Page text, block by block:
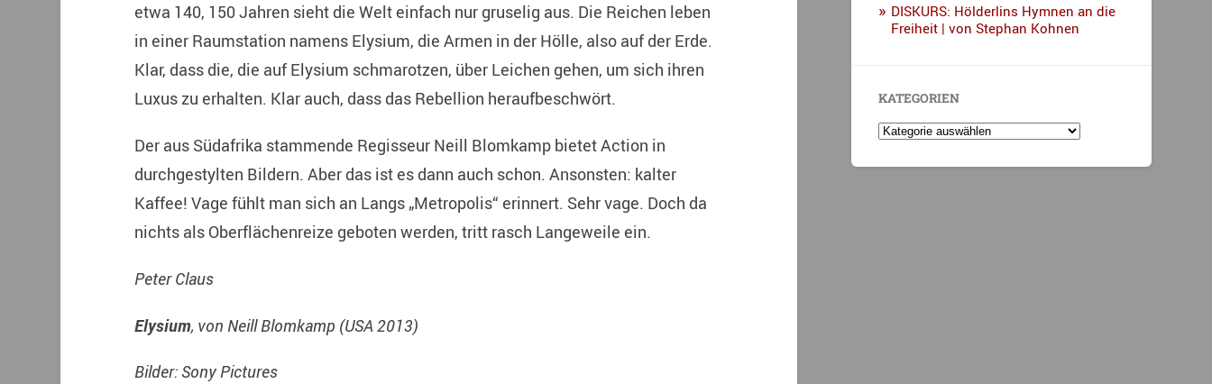
etwa 140, 150 Jahren sieht die Welt einfach nur gruselig aus. Die Reichen leben
in einer Raumstation namens Elysium, die Armen in der Hölle, also auf der Erde.
Klar, dass die, die auf Elysium schmarotzen, über Leichen gehen, um sich ihren
Luxus zu erhalten. Klar auch, dass das Rebellion heraufbeschwört.
Der aus Südafrika stammende Regisseur Neill Blomkamp bietet Action in
durchgestylten Bildern. Aber das ist es dann auch schon. Ansonsten: kalter
Kaffee! Vage fühlt man sich an Langs „Metropolis“ erinnert. Sehr vage. Doch da
nichts als Oberflächenreize geboten werden, tritt rasch Langeweile ein.
Peter Claus
Elysium, von Neill Blomkamp (USA 2013)
Bilder: Sony Pictures
DISKURS: Hölderlins Hymnen an die
Freiheit | von Stephan Kohnen
KATEGORIEN